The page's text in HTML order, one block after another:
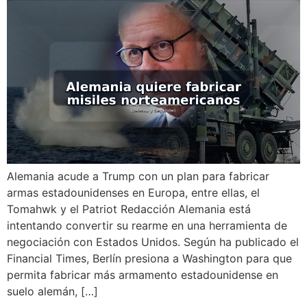
Alemania acude a Trump con un plan para fabricar
armas estadounidenses en Europa, entre ellas, el
Tomahwk y el Patriot Redacción Alemania está
intentando convertir su rearme en una herramienta de
negociación con Estados Unidos. Según ha publicado el
Financial Times, Berlín presiona a Washington para que
permita fabricar más armamento estadounidense en
suelo alemán, […]